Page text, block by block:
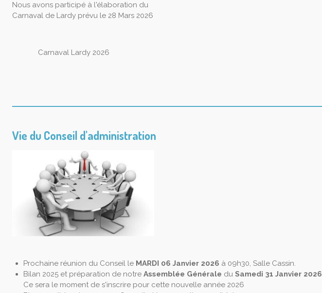
Nous avons participé à l'élaboration du
Carnaval de Lardy prévu le 28 Mars 2026
Carnaval Lardy 2026
Vie du Conseil d'administration
Prochaine réunion du Conseil le MARDI 06 Janvier 2026 à 09h30, Salle Cassin.
Bilan 2025 et préparation de notre Assemblée Générale du Samedi 31 Janvier 2026
Ce sera le moment de s'inscrire pour cette nouvelle année 2026